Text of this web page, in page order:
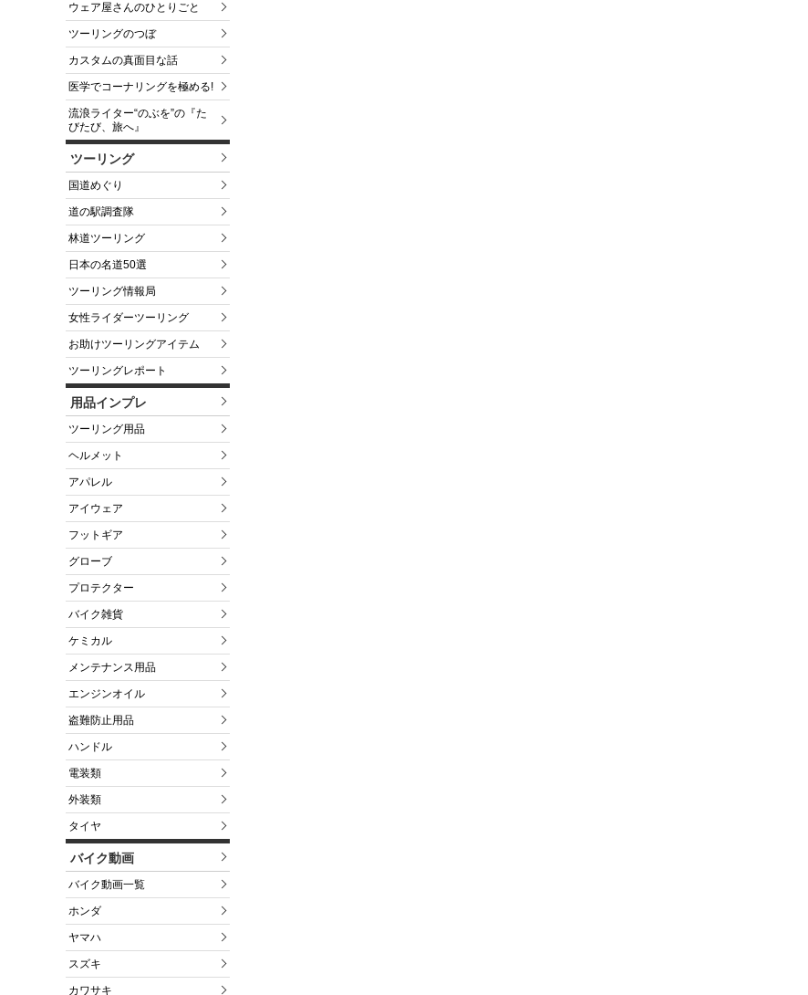
ウェア屋さんのひとりごと
ツーリングのつぼ
カスタムの真面目な話
医学でコーナリングを極める!
流浪ライター“のぶを”の『た
びたび、旅へ』
ツーリング
国道めぐり
道の駅調査隊
林道ツーリング
日本の名道50選
ツーリング情報局
女性ライダーツーリング
お助けツーリングアイテム
ツーリングレポート
用品インプレ
ツーリング用品
ヘルメット
アパレル
アイウェア
フットギア
グローブ
プロテクター
バイク雑貨
ケミカル
メンテナンス用品
エンジンオイル
盗難防止用品
ハンドル
電装類
外装類
タイヤ
バイク動画
バイク動画一覧
ホンダ
ヤマハ
スズキ
カワサキ